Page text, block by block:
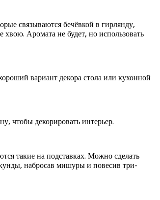
связываются бечёвкой в гирлянду,
Аромата не будет, но использовать
вариант декора стола или кухонной
чтобы декорировать интерьер.
такие на подставках. Можно сделать
набросав мишуры и повесив три-